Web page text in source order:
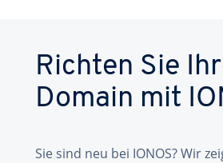
Richten Sie
Domain mit
Sie sind neu bei IONOS? Wir